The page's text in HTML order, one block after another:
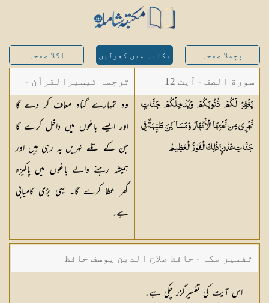
پچھلا صفحہ مکتبہ میں کھولیں اگلا صفحہ
سورة الصف - آیت 12
يَغْفِرْ لَكُمْ ذُنُوبَكُمْ وَيُدْخِلْكُمْ جَنَّاتٍ
تَجْرِي مِن تَحْتِهَا الْأَنْهَارُ وَمَسَاكِنَ طَيِّبَةً فِي
جَنَّاتِ عَدْنٍ ۚ ذَٰلِكَ الْفَوْزُالْعَظِيمُ
ترجمہ تیسیرالقرآن -
مولانا عبد الرحمن
کیلانی
وہ تمہارے گناہ معاف کر دے گا
اور ایسے باغوں میں داخل کرے گا
جن کے تلے نہریں بہ رہی ہیں اور
ہمیشہ رہنے والے باغوں میں پاکیزہ
گھر عطا کرے گا۔ یہی بڑی کامیابی
ہے۔
تفسیر مکہ - حافظ صلاح الدین یوسف حافظ
اس آیت کی تفسیرگزر چکی ہے۔